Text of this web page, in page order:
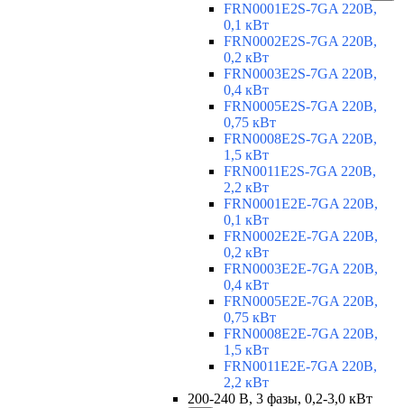
FRN0001E2S-7GA 220В,
0,1 кВт
FRN0002E2S-7GA 220В,
0,2 кВт
FRN0003E2S-7GA 220В,
0,4 кВт
FRN0005E2S-7GA 220В,
0,75 кВт
FRN0008E2S-7GA 220В,
1,5 кВт
FRN0011E2S-7GA 220В,
2,2 кВт
FRN0001E2E-7GA 220В,
0,1 кВт
FRN0002E2E-7GA 220В,
0,2 кВт
FRN0003E2E-7GA 220В,
0,4 кВт
FRN0005E2E-7GA 220В,
0,75 кВт
FRN0008E2E-7GA 220В,
1,5 кВт
FRN0011E2E-7GA 220В,
2,2 кВт
200-240 В, 3 фазы, 0,2-3,0 кВт